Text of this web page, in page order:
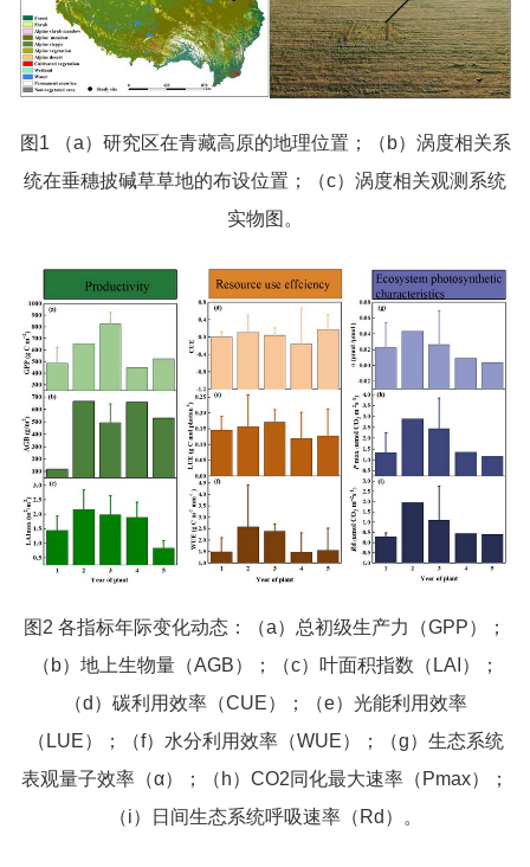
图1 （a）研究区在青藏高原的地理位置；（b）涡度相关系
统在垂穗披碱草草地的布设位置；（c）涡度相关观测系统
实物图。
图2 各指标年际变化动态：（a）总初级生产力（GPP）；
（b）地上生物量（AGB）；（c）叶面积指数（LAI）；
（d）碳利用效率（CUE）；（e）光能利用效率
（LUE）；（f）水分利用效率（WUE）；（g）生态系统
表观量子效率（α）；（h）CO2同化最大速率（Pmax）；
（i）日间生态系统呼吸速率（Rd）。